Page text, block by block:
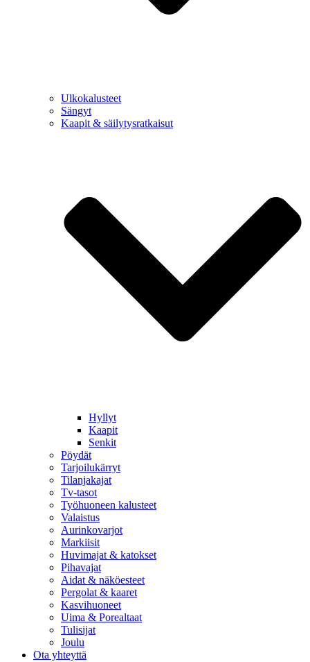
Ulkokalusteet
Sängyt
Kaapit & säilytysratkaisut
Hyllyt
Kaapit
Senkit
Pöydät
Tarjoilukärryt
Tilanjakajat
Tv-tasot
Työhuoneen kalusteet
Valaistus
Aurinkovarjot
Markiisit
Huvimajat & katokset
Pihavajat
Aidat & näköesteet
Pergolat & kaaret
Kasvihuoneet
Uima & Porealtaat
Tulisijat
Joulu
Ota yhteyttä